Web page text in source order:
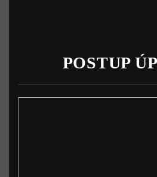
POSTUP